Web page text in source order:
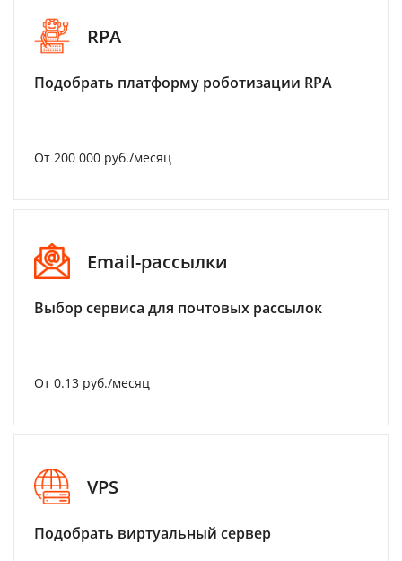
RPA
Подобрать платформу роботизации RPA
От 200 000 руб./месяц
Email-рассылки
Выбор сервиса для почтовых рассылок
От 0.13 руб./месяц
VPS
Подобрать виртуальный сервер